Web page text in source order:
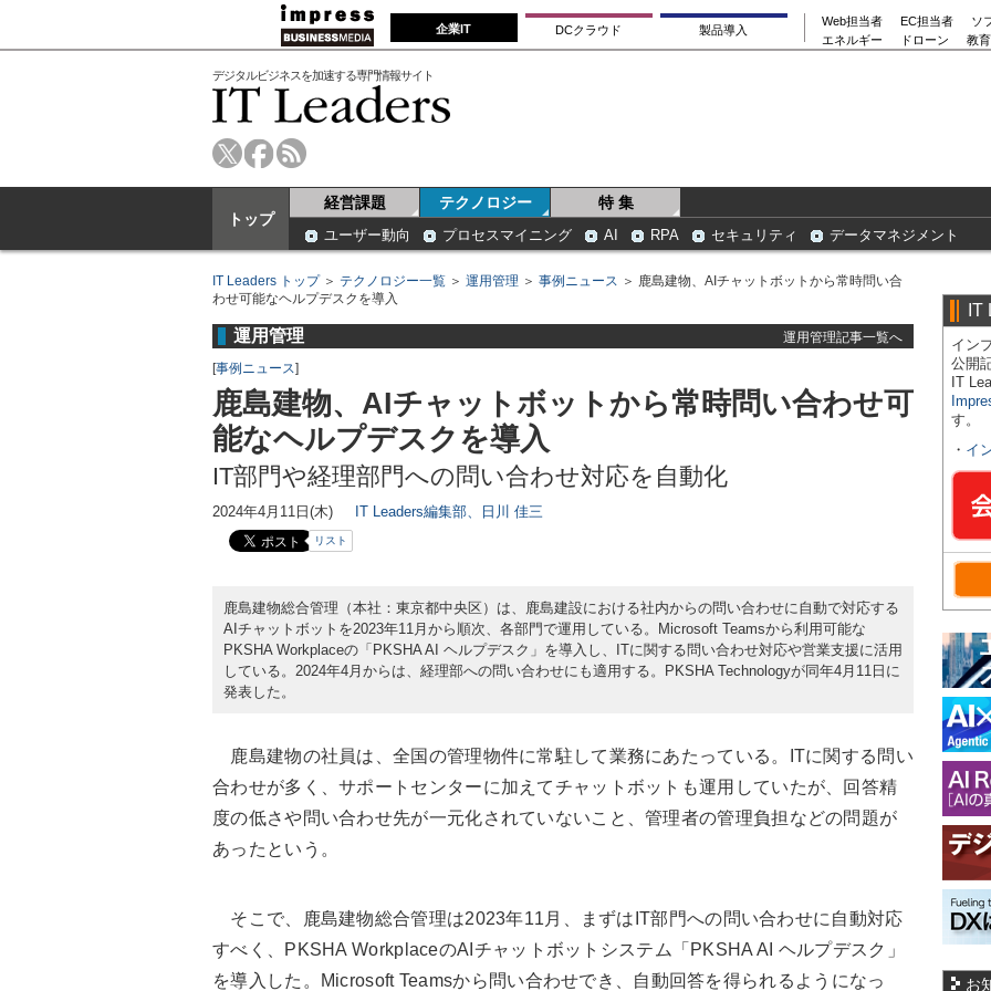
企業IT DCクラウド 製品導入
Web担当者 EC担当者
ソ
エネルギー
ドローン 教
デジタルビジネスを加速する専門情報サイト
トップ
経営課題 テクノロジー 特 集
ユーザー動向 プロセスマイニング AI RPA セキュリティ データマネジメント
IT Leaders トップ＞ テクノロジー一覧 ＞ 運用管理 ＞ 事例ニュース ＞ 鹿島建物、AIチャットボットから常時問い合
わせ可能なヘルプデスクを導入
運用管理
運用管理記事一覧へ
[事例ニュース]
鹿島建物、AIチャットボットから常時問い合わせ可
能なヘルプデスクを導入
IT部門や経理部門への問い合わせ対応を自動化
2024年4月11日(木) IT Leaders編集部、日川 佳三
リスト
鹿島建物総合管理（本社：東京都中央区）は、鹿島建設における社内からの問い合わせに自動で対応する
AIチャットボットを2023年11月から順次、各部門で運用している。Microsoft Teamsから利用可能な
PKSHA Workplaceの「PKSHA AI ヘルプデスク」を導入し、ITに関する問い合わせ対応や営業支援に活用
している。2024年4月からは、経理部への問い合わせにも適用する。PKSHA Technologyが同年4月11日に
発表した。
鹿島建物の社員は、全国の管理物件に常駐して業務にあたっている。ITに関する問い
合わせが多く、サポートセンターに加えてチャットボットも運用していたが、回答精
度の低さや問い合わせ先が一元化されていないこと、管理者の管理負担などの問題が
あったという。
そこで、鹿島建物総合管理は2023年11月、まずはIT部門への問い合わせに自動対応
すべく、PKSHA WorkplaceのAIチャットボットシステム「PKSHA AI ヘルプデスク」
を導入した。Microsoft Teamsから問い合わせでき、自動回答を得られるようになっ
IT
イン
公開
IT
す。
・ イ
お